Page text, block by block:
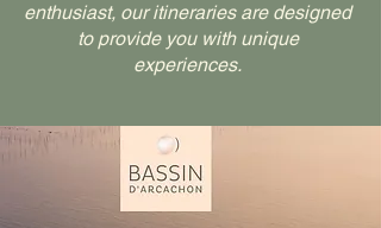
enthusiast, our itineraries are designed
to provide you with unique
experiences.